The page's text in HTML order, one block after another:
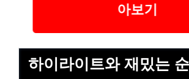
아보기
하이라이트와 재밌는